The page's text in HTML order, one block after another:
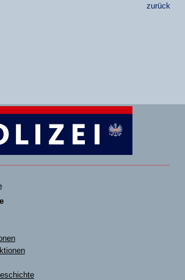
zurück